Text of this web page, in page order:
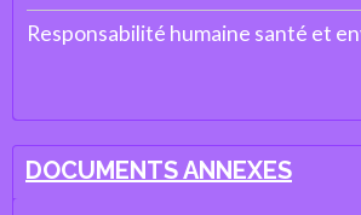
Responsabilité humaine santé et
DOCUMENTS ANNEXES